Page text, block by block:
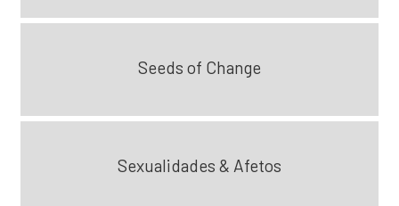
Seeds of Change
Sexualidades & Afetos